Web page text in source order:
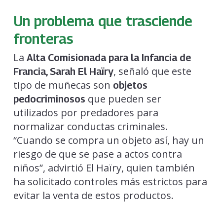
Un problema que trasciende
fronteras
La Alta Comisionada para la Infancia de
Francia, Sarah El Haïry, señaló que este
tipo de muñecas son objetos
pedocriminosos que pueden ser
utilizados por predadores para
normalizar conductas criminales.
“Cuando se compra un objeto así, hay un
riesgo de que se pase a actos contra
niños”, advirtió El Haïry, quien también
ha solicitado controles más estrictos para
evitar la venta de estos productos.